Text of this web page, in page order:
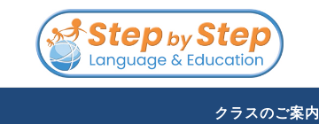
content
クラスのご案内